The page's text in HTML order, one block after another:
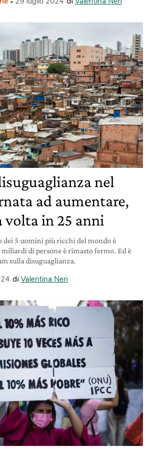
nel
ad aumentare,
volta in 25 anni
5 uomini più ricchi del mondo è
di persone è rimasto fermo. Ed è
sulla disuguaglianza.
di Valentina Neri